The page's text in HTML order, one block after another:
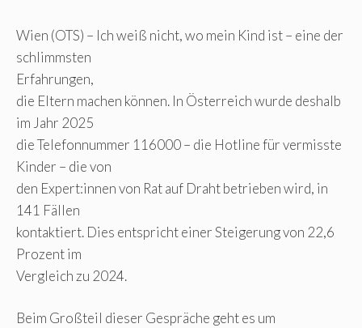
Wien (OTS) – Ich weiß nicht, wo mein Kind ist – eine der
schlimmsten
Erfahrungen,
die Eltern machen können. In Österreich wurde deshalb
im Jahr 2025
die Telefonnummer 116000 – die Hotline für vermisste
Kinder – die von
den Expert:innen von Rat auf Draht betrieben wird, in
141 Fällen
kontaktiert. Dies entspricht einer Steigerung von 22,6
Prozent im
Vergleich zu 2024.
Beim Großteil dieser Gespräche geht es um